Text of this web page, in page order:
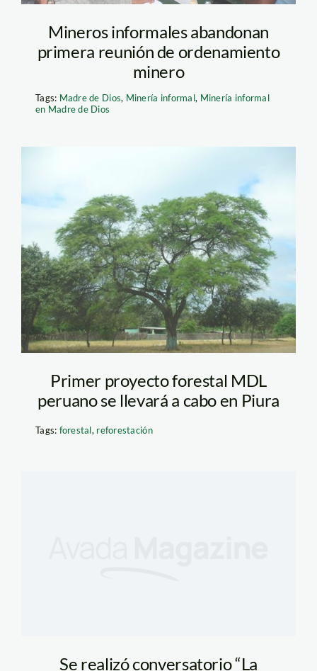
Mineros informales abandonan
primera reunión de ordenamiento
minero
Tags: Madre de Dios, Minería informal, Minería informal
en Madre de Dios
Primer proyecto forestal MDL
peruano se llevará a cabo en Piura
Tags: forestal, reforestación
Se realizó conversatorio “La